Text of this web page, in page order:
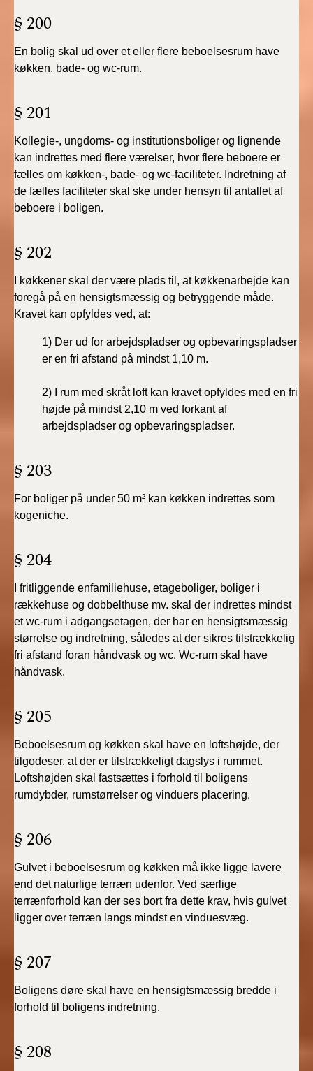
Tidligere BR (1961-
2010)
§ 200
En bolig skal ud over et eller flere beboelsesrum have
køkken, bade- og wc-rum.
§ 201
Kollegie-, ungdoms- og institutionsboliger og lignende
kan indrettes med flere værelser, hvor flere beboere er
fælles om køkken-, bade- og wc-faciliteter. Indretning af
de fælles faciliteter skal ske under hensyn til antallet af
beboere i boligen.
§ 202
I køkkener skal der være plads til, at køkkenarbejde kan
foregå på en hensigtsmæssig og betryggende måde.
Kravet kan opfyldes ved, at:
1) Der ud for arbejdspladser og opbevaringspladser
er en fri afstand på mindst 1,10 m.
2)
I rum med skråt loft kan kravet opfyldes med en fri
højde på mindst 2,10 m ved forkant af
arbejdspladser og opbevaringspladser.
§ 203
For boliger på under 50 m² kan køkken indrettes som
kogeniche.
§ 204
I fritliggende enfamiliehuse, etageboliger, boliger i
rækkehuse og dobbelthuse mv. skal der indrettes mindst
et wc-rum i adgangsetagen, der har en hensigtsmæssig
størrelse og indretning, således at der sikres tilstrækkelig
fri afstand foran håndvask og wc. Wc-rum skal have
håndvask.
§ 205
Beboelsesrum og køkken skal have en loftshøjde, der
tilgodeser, at der er tilstrækkeligt dagslys i rummet.
Loftshøjden skal fastsættes i forhold til boligens
rumdybder, rumstørrelser og vinduers placering.
§ 206
Gulvet i beboelsesrum og køkken må ikke ligge lavere
end det naturlige terræn udenfor. Ved særlige
terrænforhold kan der ses bort fra dette krav, hvis gulvet
ligger over terræn langs mindst en vinduesvæg.
§ 207
Boligens døre skal have en hensigtsmæssig bredde i
forhold til boligens indretning.
§ 208